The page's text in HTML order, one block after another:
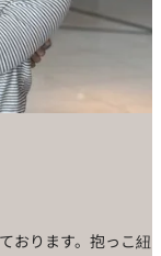
おります。抱っこ紐